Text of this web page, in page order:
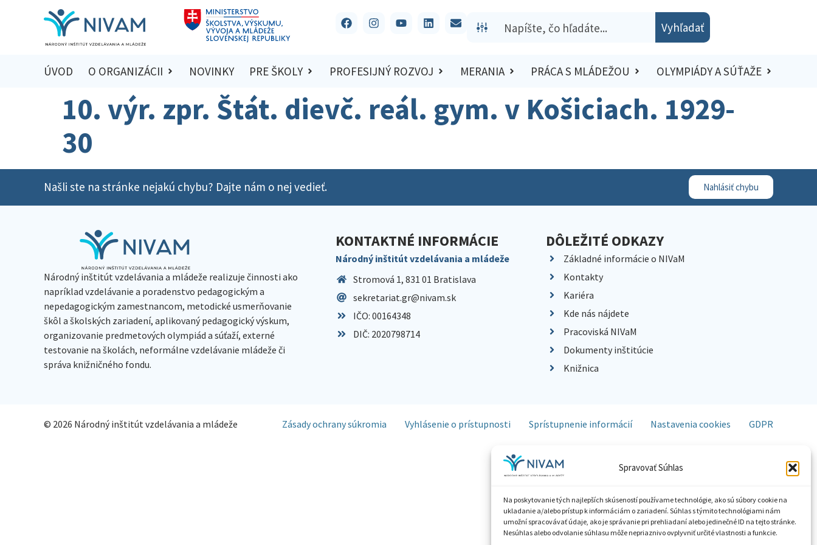
Spravovať Súhlas
Na poskytovanie tých najlepších skúseností používame technológie, ako sú súbory cookie na
ukladanie a/alebo prístup k informáciám o zariadení. Súhlas s týmito technológiami nám
umožní spracovávať údaje, ako je správanie pri prehliadaní alebo jedinečné ID na tejto stránke.
Nesúhlas alebo odvolanie súhlasu môže nepriaznivo ovplyvniť určité vlastnosti a funkcie.
Vyhľadať
ÚVOD O ORGANIZÁCII NOVINKY PRE ŠKOLY PROFESIJNÝ ROZVOJ MERANIA PRÁCA S MLÁDEŽOU OLYMPIÁDY A SÚŤAŽE
10. výr. zpr. Štát. dievč. reál. gym. v Košiciach. 1929-
30
Našli ste na stránke nejakú chybu? Dajte nám o nej vedieť. Nahlásiť chybu
Národný inštitút vzdelávania a mládeže realizuje činnosti ako
napríklad vzdelávanie a poradenstvo pedagogickým a
nepedagogickým zamestnancom, metodické usmerňovanie
škôl a školských zariadení, aplikovaný pedagogický výskum,
organizovanie predmetových olympiád a súťaží, externé
testovanie na školách, neformálne vzdelávanie mládeže či
správa knižničného fondu.
KONTAKTNÉ INFORMÁCIE
Národný inštitút vzdelávania a mládeže
Stromová 1, 831 01 Bratislava
sekretariat.gr@nivam.sk
IČO: 00164348
DIČ: 2020798714
DÔLEŽITÉ ODKAZY
Základné informácie o NIVaM
Kontakty
Kariéra
Kde nás nájdete
Pracoviská NIVaM
Dokumenty inštitúcie
Knižnica
© 2026 Národný inštitút vzdelávania a mládeže Zásady ochrany súkromia Vyhlásenie o prístupnosti Sprístupnenie informácií Nastavenia cookies GDPR